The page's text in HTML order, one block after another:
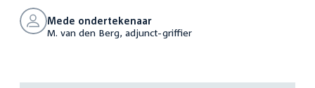
Mede ondertekenaar
M. van den Berg, adjunct-griffier